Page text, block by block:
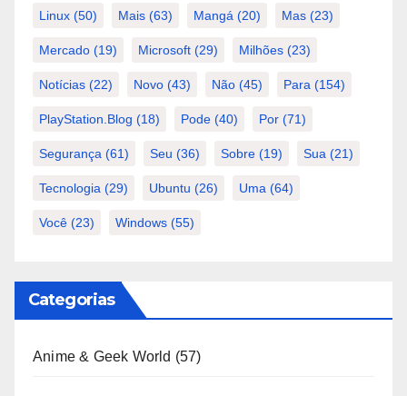
Linux (50) Mais (63) Mangá (20) Mas (23)
Mercado (19) Microsoft (29) Milhões (23)
Notícias (22) Novo (43) Não (45) Para (154)
PlayStation.Blog (18) Pode (40) Por (71)
Segurança (61) Seu (36) Sobre (19) Sua (21)
Tecnologia (29) Ubuntu (26) Uma (64)
Você (23) Windows (55)
Categorias
Anime & Geek World (57)